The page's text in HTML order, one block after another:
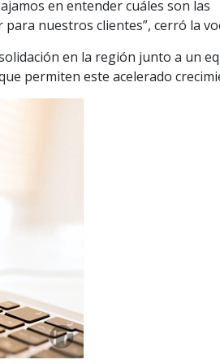
en entender cuáles son las
nuestros clientes”, cerró la
en la región junto a un
permiten este acelerado